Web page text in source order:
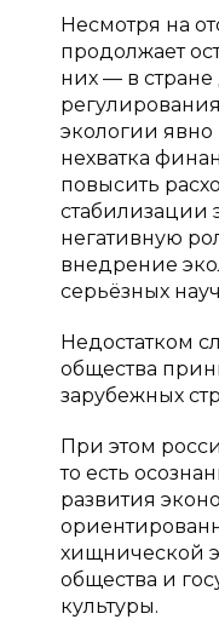
Несмотря на
продолжает
них — в стране
экологии явно
нехватка
повысить
стабилизации
негативную
внедрение
серьёзных
Недостатком
общества
зарубежных
При этом
то есть
развития
хищнической
общества и
культуры.